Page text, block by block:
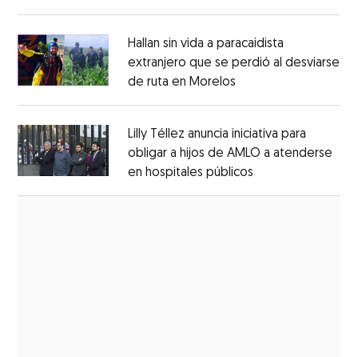
Hallan sin vida a paracaidista
extranjero que se perdió al desviarse
de ruta en Morelos
Lilly Téllez anuncia iniciativa para
obligar a hijos de AMLO a atenderse
en hospitales públicos